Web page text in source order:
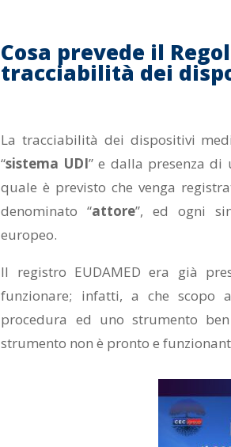
Cosa prevede il
tracciabilità dei
La tracciabilità dei dispositivi
“sistema UDI” e dalla presenza di
quale è previsto che venga
denominato “attore”, ed ogni
europeo.
Il registro EUDAMED era già
funzionare; infatti, a che scopo
procedura ed uno strumento
strumento non è pronto e